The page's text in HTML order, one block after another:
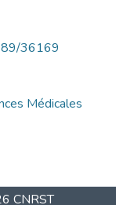
36169
Médicales
CNRST